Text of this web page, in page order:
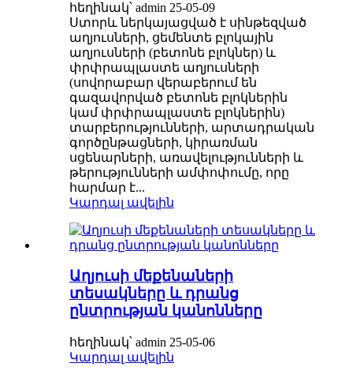
հեղինակ՝ admin 25-05-09
Ստորև ներկայացված է սինթեզված
աղյուսների, ցեմենտե բլոկային
աղյուսների (բետոնե բլոկներ) և
փրփրապլաստե աղյուսների
(սովորաբար վերաբերում են
գազավորված բետոնե բլոկներին
կամ փրփրապլաստե բլոկներին)
տարբերությունների, արտադրական
գործընթացների, կիրառման
սցենարների, առավելությունների և
թերությունների ամփոփումը, որը
հարմար է...
Կարդալ ավելին
Աղյուսի մեքենաների
տեսակները և դրանց
ընտրության կանոնները
հեղինակ՝ admin 25-05-06
Կարդալ ավելին